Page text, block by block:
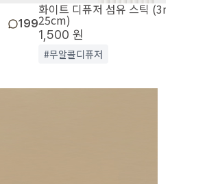
199
화이트 디퓨저 섬유 스틱 (3mm x
25cm)
1,500 원
#무알콜디퓨저